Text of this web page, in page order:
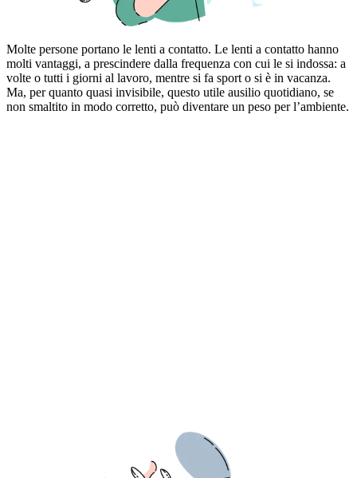
Molte persone portano le lenti a contatto. Le lenti a contatto hanno
molti vantaggi, a prescindere dalla frequenza con cui le si indossa: a
volte o tutti i giorni al lavoro, mentre si fa sport o si è in vacanza.
Ma, per quanto quasi invisibile, questo utile ausilio quotidiano, se
non smaltito in modo corretto, può diventare un peso per l’ambiente.